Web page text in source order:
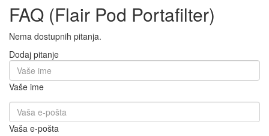
FAQ (Flair Pod Portafilter)
Nema dostupnih pitanja.
Dodaj pitanje
Vaše ime
Vaša e-pošta